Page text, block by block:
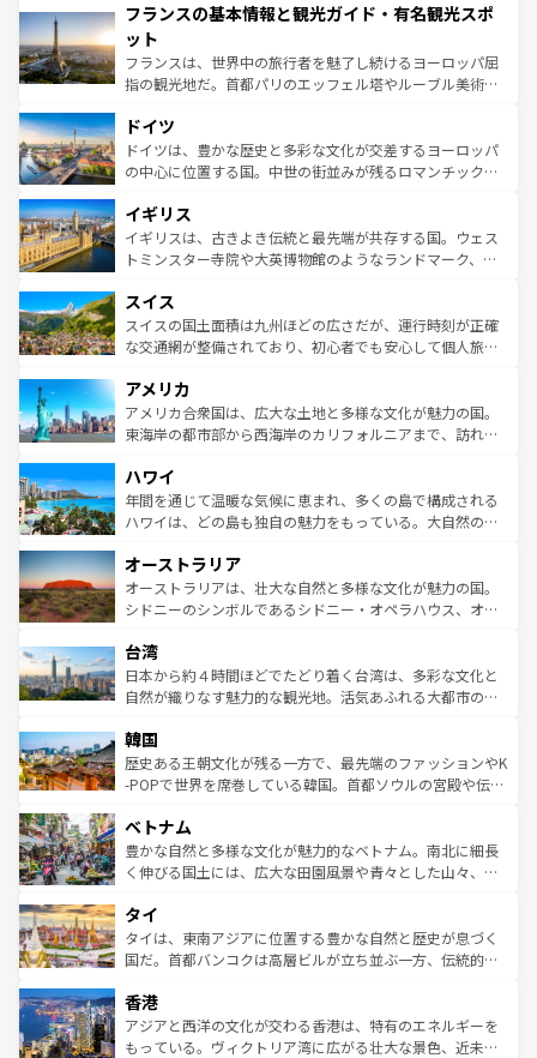
ませてくれるイタリアで、忘れられない旅をしてみよう！
なお、新着のイタリア情報は
しい。
文化が根付くこの国では、情熱的なフラメンコ、熱気あふ
れる闘牛、そして美味しいタパスが生活の一部となってい
る。首都マドリードの洗練された雰囲気や、バルセロナの
アートに溢れた街角から、地方では古代ローマ遺跡や中世
せる。地方によって風土や気候が異なるスペインはその個
性で訪れる人を魅了する。 なお、新着のスペイン情報は コ
ンテンツ一覧を参照してほしい。
フランスの基本情報と観光ガイド・有名観光スポ
ット
フランスは、世界中の旅行者を魅了し続けるヨーロッパ屈
指の観光地だ。首都パリのエッフェル塔やルーブル美術館
で、幅広い魅力が詰まっている。華麗な宮殿、歴史的な大
聖堂、美しいビーチ、そして豊かな自然が、訪れる者を心
から魅了する。また、フランスは美食の国としても知ら
いる。シャンパンの発祥地であるランス、プロヴァンスの
香り高いラベンダー畑など、多彩な楽しみ方が可能だ。さ
らに、パリ以外の地域にも魅力が溢れており、どの街角に
れる地方に足を運ぶとそれぞれで全く異なる文化を体験で
きるだろう。 なお、新着のフランス情報はコンテンツ一覧
を参照してほしい。
ドイツ
ドイツは、豊かな歴史と多彩な文化が交差するヨーロッパ
の中心に位置する国。中世の街並みが残るロマンチック街
顔を持つこの国は、どこを歩いても飽きることがない。ベ
ルリンの文化的活気、バイエルン州のアルプスの絶景、そ
してライン川沿いのワイン畑といった風景は必見。ビール
は、お酒好きな人にはぜひ体験してほしい。 なお、新着の
ドイツ情報はコンテンツ一覧を参照してほしい。
イギリス
イギリスは、古きよき伝統と最先端が共存する国。ウェス
トミンスター寺院や大英博物館のようなランドマーク、歴
リアごとに異なる魅力がある。また、優雅なアフタヌーン
ティー、ビール好きにはたまらない英国パブ、サッカー観
戦など、本場だからこそできる体験も豊富。イギリスを旅
ンツ一覧を参照してほしい。
スイス
スイスの国土面積は九州ほどの広さだが、運行時刻が正確
な交通網が整備されており、初心者でも安心して個人旅行
の建物がそのまま残る町や、スイスならではのユニークな
博物館もあり、アルプス観光だけでなく町歩きも満喫する
ことができる。国民の所得が高いため物価も高いが、旅行
ば市内交通費無料で観光を楽しむこともできる。 なお、新
着のスイス情報はコンテンツ一覧 を参照してほしい。
アメリカ
アメリカ合衆国は、広大な土地と多様な文化が魅力の国。
東海岸の都市部から西海岸のカリフォルニアまで、訪れる
のような巨大都市は、観光、ショッピング、エンターテイ
ンメントが詰まった刺激的なスポットだ。一方、アメリカ
西部には大自然が広がり、グランドキャニオンやイエロー
部のニューオーリンズでは、音楽と美食が融合した独特の
文化が魅力。旅行者はアメリカの各地域で異なる魅力を楽
しみながら、その多様性と豊かな歴史を感じることができ
ならではの贅沢な旅のスタイルだ。 なお、新着のアメリカ
情報はコンテンツ一覧を参照してほしい。
ハワイ
年間を通じて温暖な気候に恵まれ、多くの島で構成される
ハワイは、どの島も独自の魅力をもっている。大自然の神
ワイ島は見逃せない。また、定番の観光地といえばオアフ
島だが、静かな自然を求めるならマウイ島やカウアイ島が
おすすめ。エメラルドグリーンに輝く海をはじめ、豊かな
れるおもてなしの心で訪れる人々を迎えてくれるハワイの
人々、おいしいローカルフードやハワイアンミュージッ
ク、伝統的なフラダンスなど、すべてがハワイの魅力を彩
ワイを、存分に味わってほしい。 なお、新着のハワイ情報
はコンテンツ一覧を参照してほしい。
オーストラリア
オーストラリアは、壮大な自然と多様な文化が魅力の国。
シドニーのシンボルであるシドニー・オペラハウス、オー
リアリーフや大陸中央部にそびえるウルル（エアーズロッ
ク）、タスマニアの美しい原生林やケアンズの熱帯雨林な
ど、見どころがたくさん。また、カフェやワイン、オージ
いる。アクティビティも充実しており、サーフィンやダイ
ビング、ハイキングなど、アウトドア好きにはたまらな
い。オーストラリアの多彩な魅力を存分に味わいつくそ
参照してほしい。
台湾
日本から約４時間ほどでたどり着く台湾は、多彩な文化と
自然が織りなす魅力的な観光地。活気あふれる大都市の台
ン）、静ひつな山岳地帯である台湾東部など、都市の喧騒
と山間の静けさが共存しており、訪れる人に新しい発見と
驚きをもたらしてくれる。また、奥深い台湾の食文化も魅
容にもいいと評判のスイーツなど、バラエティ豊かな料理
が味わえる。 なお、新着の台湾情報は コンテンツ一覧を参
照してほしい。
韓国
歴史ある王朝文化が残る一方で、最先端のファッションやK
-POPで世界を席巻している韓国。首都ソウルの宮殿や伝統
き、地方に足を延ばせば四季折々の自然美を楽しむことが
できる。そして、キムチや焼肉、絶品のストリートフード
まで、さまざまな韓国料理が待っている。夜には、韓国な
リティに包まれながら、韓国の多彩な魅力を心ゆくまで味
わってみてほしい。 なお、新着の韓国情報はコンテンツ一
覧を参照してほしい。
ベトナム
豊かな自然と多様な文化が魅力的なベトナム。南北に細長
く伸びる国土には、広大な田園風景や青々とした山々、世
急速な発展と共に伝統が息づく。ハノイの古い町並みやホ
ーチミン市のフランス統治時代の建物も、独特の雰囲気を
醸し出している。また、バラエティの豊かさとおいしさで
とつ。フォーやバインミー、ベトナムコーヒーなどは、ぜ
ひ現地で味わいたい。どの地域を訪れてもあたたかい人々
が旅行者を迎えてくれるので、きっと忘れられない旅にな
タイ
タイは、東南アジアに位置する豊かな自然と歴史が息づく
国だ。首都バンコクは高層ビルが立ち並ぶ一方、伝統的な
の活気が交差している。北部ではチェンマイなどの山岳地
帯で自然と触れ合い、南部ではプーケットやクラビの美し
いビーチでリゾート気分を楽しむことができる。タイ料理
香港
アジアと西洋の文化が交わる香港は、特有のエネルギーを
もっている。ヴィクトリア湾に広がる壮大な景色、近未来